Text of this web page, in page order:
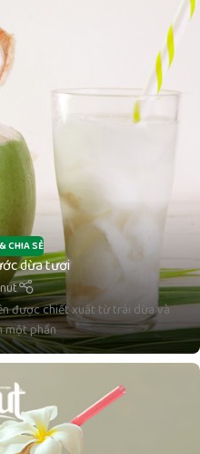
CHIA SẺ
dừa tươi
được chiết xuất từ trái dừa và
một phần
đóng chai 320ml